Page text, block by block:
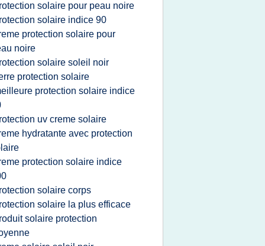
solaire pour peau noire
solaire indice 90
protection solaire pour
noire
solaire soleil noir
protection solaire
protection solaire indice
uv creme solaire
hydratante avec protection
protection solaire indice
solaire corps
solaire la plus efficace
solaire protection